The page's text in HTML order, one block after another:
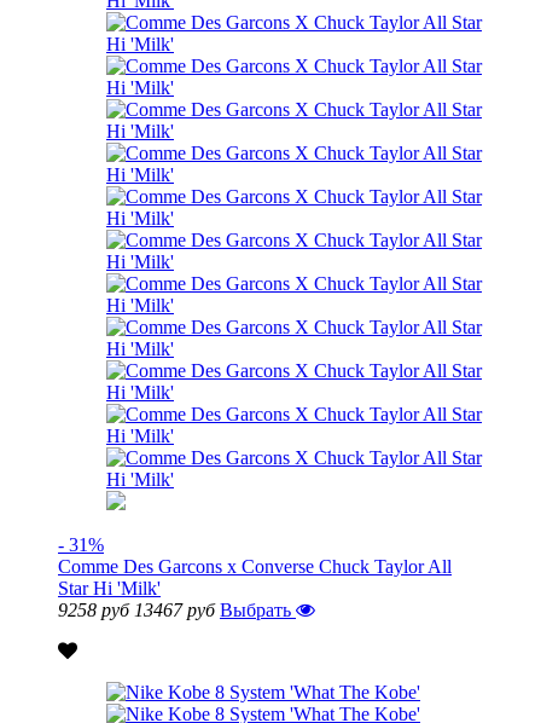
- 31%
Comme Des Garcons x Converse Chuck Taylor All
Star Hi 'Milk'
9258 руб 13467 руб Выбрать